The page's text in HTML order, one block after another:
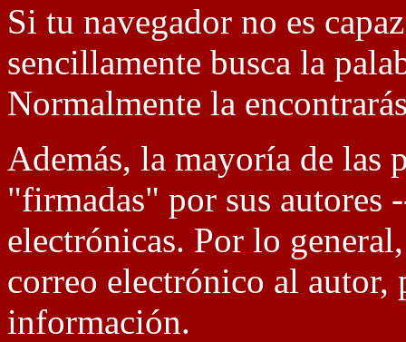
Si tu navegador no es
sencillamente busca la
Normalmente la
Además, la mayoría de las
"firmadas" por sus autores
electrónicas. Por lo
correo electrónico al
información.